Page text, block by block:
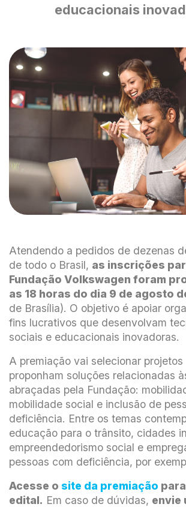
educacionais
Atendendo a pedidos de dezenas
de todo o Brasil, as inscrições
Fundação Volkswagen foram
as 18 horas do dia 9 de agosto
de Brasília). O objetivo é apoiar
fins lucrativos que desenvolvam
sociais e educacionais inovadoras.
A premiação vai selecionar projetos
proponham soluções relacionadas
abraçadas pela Fundação:
mobilidade social e inclusão de
deficiência. Entre os temas
educação para o trânsito, cidades
empreendedorismo social e
pessoas com deficiência, por
Acesse o site da premiação
edital. Em caso de dúvidas, envie